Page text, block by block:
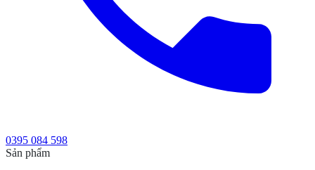
0395 084 598
Sản phẩm